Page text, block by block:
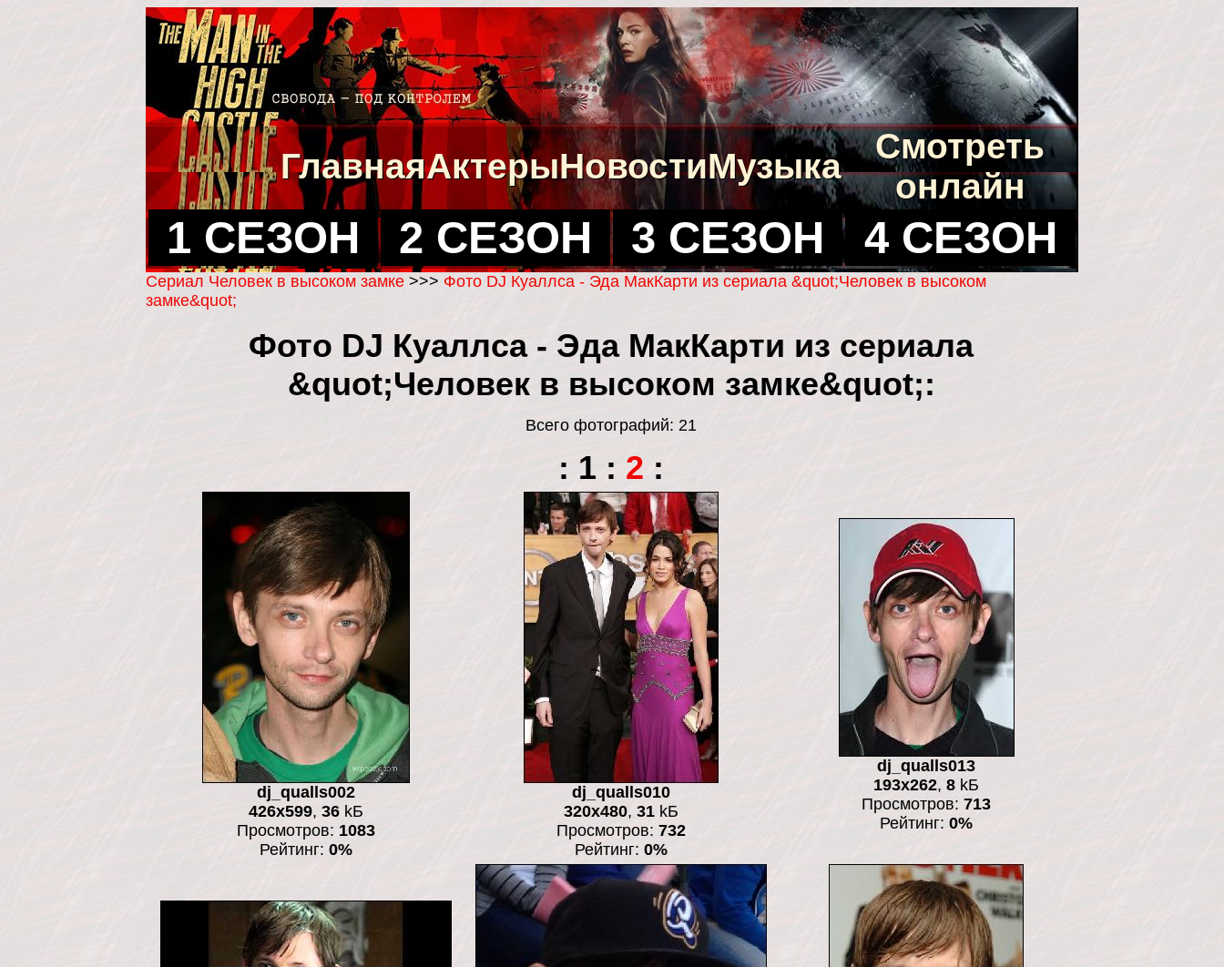
ГлавнаяАктерыНовостиМузыка
Смотреть
онлайн
1 СЕЗОН 2 СЕЗОН 3 СЕЗОН 4 СЕЗОН
Сериал Человек в высоком замке >>> Фото DJ Куаллса - Эда МакКарти из сериала &quot;Человек в высоком
замке&quot;
Фото DJ Куаллса - Эда МакКарти из сериала
&quot;Человек в высоком замке&quot;:
Всего фотографий: 21
: 1 : 2 :
dj_qualls002
426x599, 36kБ
Просмотров: 1083
Рейтинг: 0%
dj_qualls010
320x480, 31kБ
Просмотров: 732
Рейтинг: 0%
dj_qualls013
193x262, 8 kБ
Просмотров: 713
Рейтинг: 0%